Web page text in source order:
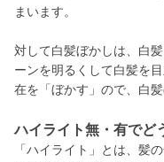
まいます。
対して白髪ぼかしは、白
ーンを明るくして白髪を
在を「ぼかす」ので、白
ハイライト無・有でど
「ハイライト」とは、髪